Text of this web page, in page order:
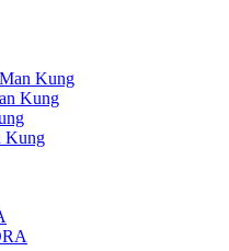
Kung
Kung
Kung